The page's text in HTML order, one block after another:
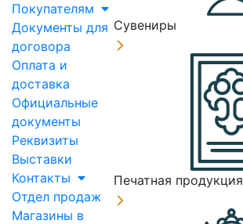
Покупателям
Документы для
договора
Оплата и
доставка
Официальные
документы
Реквизиты
Выставки
Контакты
Отдел продаж
Магазины в
Сувениры
Печатная продукция